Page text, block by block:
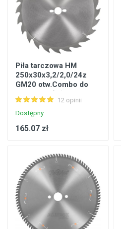
Piła tarczowa HM
250x30x3,2/2,0/24z
GM20 otw.Combo do
cięcia wzdłużnego
drewna
12 opinii
Dostępny
165.07 zł